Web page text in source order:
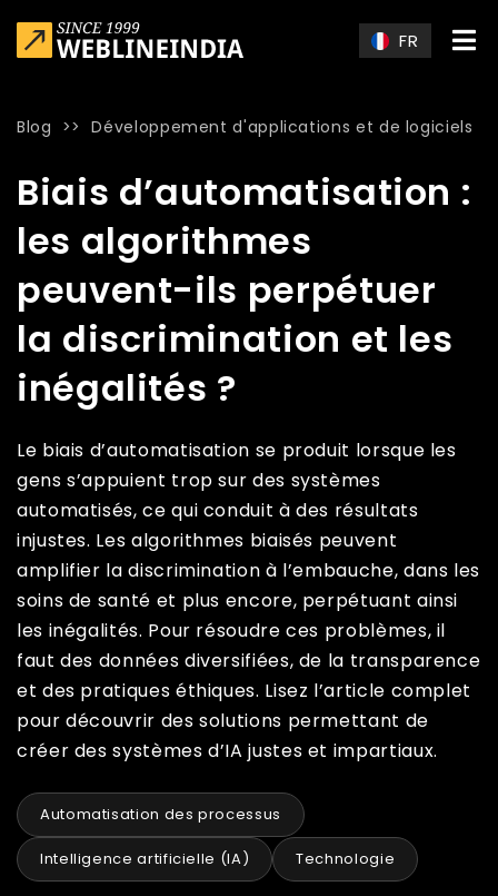
FR
Blog >>Développement d'applications et de logiciels
Biais d’automatisation :
les algorithmes
peuvent-ils perpétuer
la discrimination et les
inégalités ?
Le biais d’automatisation se produit lorsque les
gens s’appuient trop sur des systèmes
automatisés, ce qui conduit à des résultats
injustes. Les algorithmes biaisés peuvent
amplifier la discrimination à l’embauche, dans les
soins de santé et plus encore, perpétuant ainsi
les inégalités. Pour résoudre ces problèmes, il
faut des données diversifiées, de la transparence
et des pratiques éthiques. Lisez l’article complet
pour découvrir des solutions permettant de
créer des systèmes d’IA justes et impartiaux.
Automatisation des processus
Intelligence artificielle (IA) Technologie